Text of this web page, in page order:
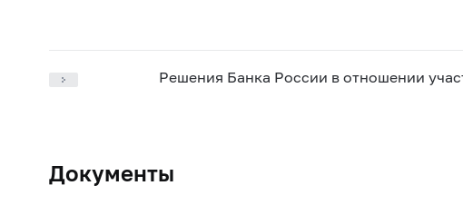
Решения Банка России в отношении
Документы